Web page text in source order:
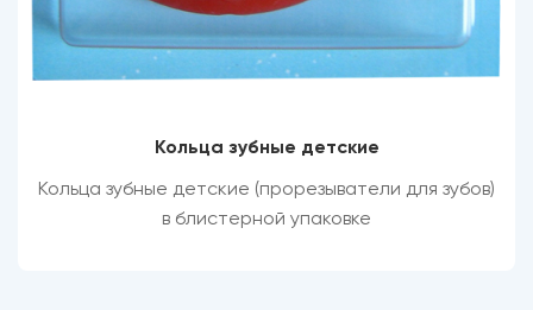
Кольца зубные детские
Кольца зубные детские (прорезыватели для зубов)
в блистерной упаковке